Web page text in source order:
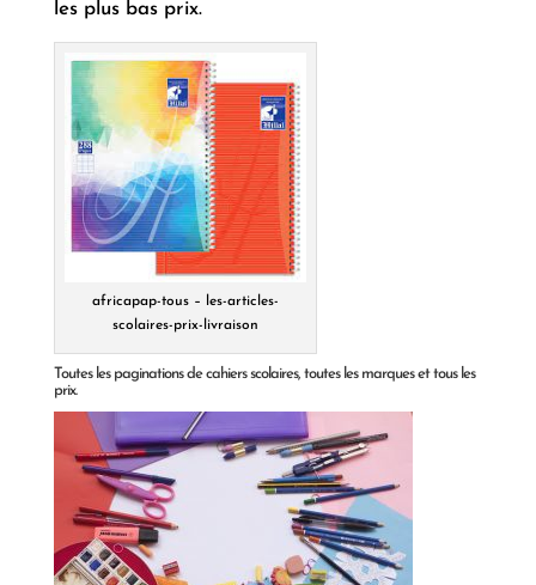
les plus bas prix.
africapap-tous – les-articles-
scolaires-prix-livraison
Toutes les paginations de cahiers scolaires, toutes les marques et tous les
prix.